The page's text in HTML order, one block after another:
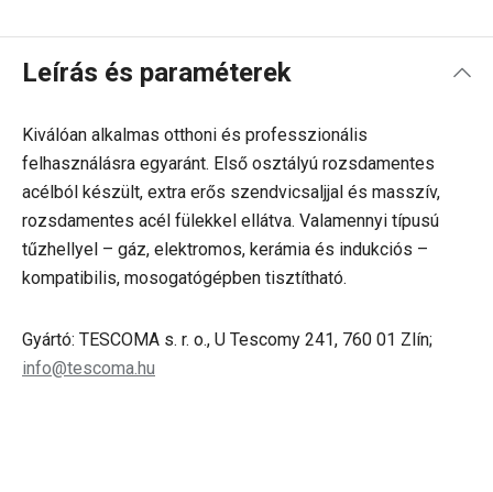
Leírás és paraméterek
Kiválóan alkalmas otthoni és professzionális
felhasználásra egyaránt. Első osztályú rozsdamentes
acélból készült, extra erős szendvicsaljjal és masszív,
rozsdamentes acél fülekkel ellátva. Valamennyi típusú
tűzhellyel – gáz, elektromos, kerámia és indukciós –
kompatibilis, mosogatógépben tisztítható.
Gyártó: TESCOMA s. r. o., U Tescomy 241, 760 01 Zlín;
info@tescoma.hu